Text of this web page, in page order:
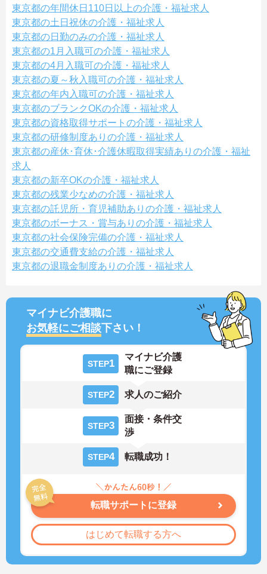
東京都の年間休日110日以上の介護・福祉求人
東京都の土日祝休の介護・福祉求人
東京都の日勤のみの介護・福祉求人
東京都の1月入職可の介護・福祉求人
東京都の4月入職可の介護・福祉求人
東京都の夏～秋入職可の介護・福祉求人
東京都の年内入職可の介護・福祉求人
東京都のブランクOKの介護・福祉求人
東京都の資格取得サポートの介護・福祉求人
東京都の研修制度ありの介護・福祉求人
東京都の産休･育休･介護休暇取得実績ありの介護・福祉
求人
東京都の新卒OKの介護・福祉求人
東京都の残業少なめの介護・福祉求人
東京都の託児所・育児補助ありの介護・福祉求人
東京都のボーナス・賞与ありの介護・福祉求人
東京都の社会保険完備の介護・福祉求人
東京都の交通費支給の介護・福祉求人
東京都の退職金制度ありの介護・福祉求人
マイナビ介護職に
お気軽にご相談下さい！
STEP1
マイナビ介護
職にご登録
STEP2 求人のご紹介
STEP3
面接・条件交
渉
STEP4 転職成功！
転職サポートに登録
はじめて転職する方へ